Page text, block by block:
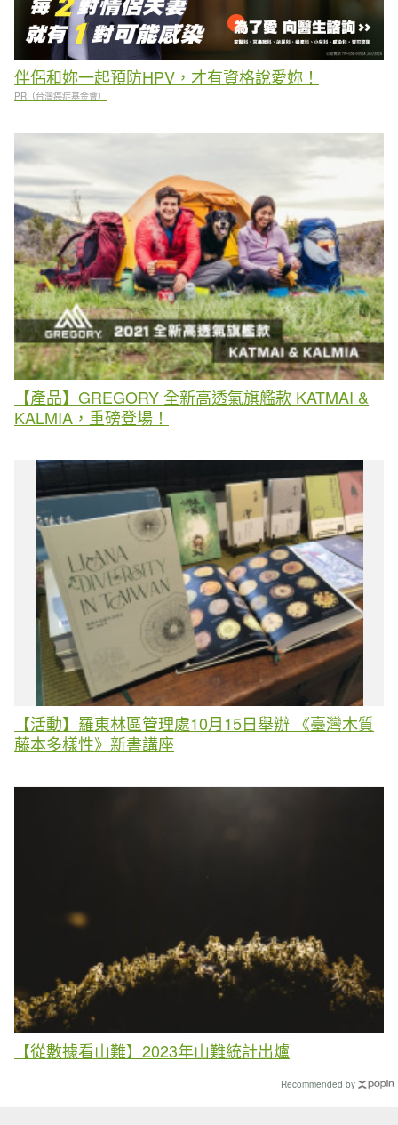
伴侶和妳一起預防HPV，才有資格說愛妳！
PR（台灣癌症基金會）
【產品】GREGORY 全新高透氣旗艦款 KATMAI &
KALMIA，重磅登場！
【活動】羅東林區管理處10月15日舉辦 《臺灣木質
藤本多樣性》新書講座
【從數據看山難】2023年山難統計出爐
Recommended by